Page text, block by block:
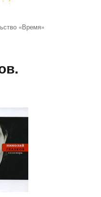
«Время»